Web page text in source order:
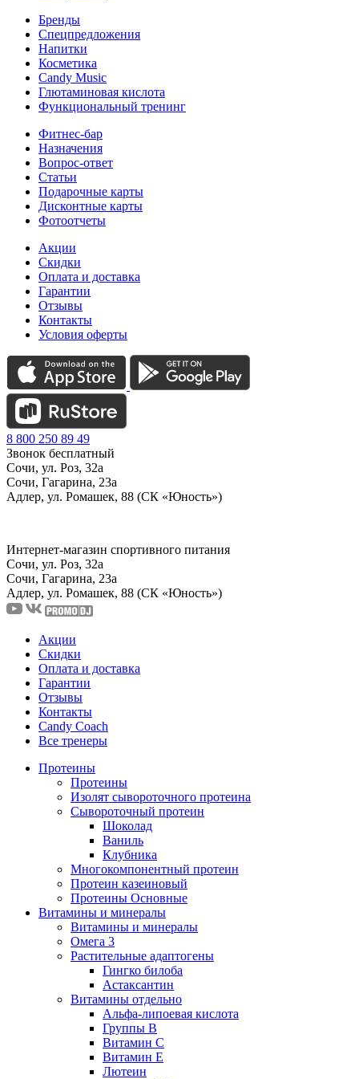
Бренды
Спецпредложения
Напитки
Косметика
Candy Music
Глютаминовая кислота
Функциональный тренинг
Фитнес-бар
Назначения
Вопрос-ответ
Статьи
Подарочные карты
Дисконтные карты
Фотоотчеты
Акции
Скидки
Оплата и доставка
Гарантии
Отзывы
Контакты
Условия оферты
8 800 250 89 49
Звонок бесплатный
Сочи, ул. Роз, 32а
Сочи, Гагарина, 23а
Адлер, ул. Ромашек, 88 (СК «Юность»)
Интернет-магазин спортивного питания
Сочи, ул. Роз, 32а
Сочи, Гагарина, 23а
Адлер, ул. Ромашек, 88 (СК «Юность»)
Акции
Скидки
Оплата и доставка
Гарантии
Отзывы
Контакты
Candy Coach
Все тренеры
Протеины
Протеины
Изолят сывороточного протеина
Сывороточный протеин
Шоколад
Ваниль
Клубника
Многокомпонентный протеин
Протеин казеиновый
Протеины Основные
Витамины и минералы
Витамины и минералы
Омега 3
Растительные адаптогены
Гингко билоба
Астаксантин
Витамины отдельно
Альфа-липоевая кислота
Группы B
Витамин С
Витамин Е
Лютеин